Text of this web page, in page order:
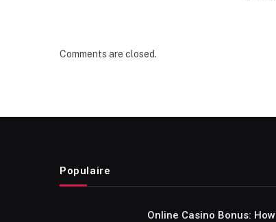
Comments are closed.
Populaire
Online Casino Bonus: How